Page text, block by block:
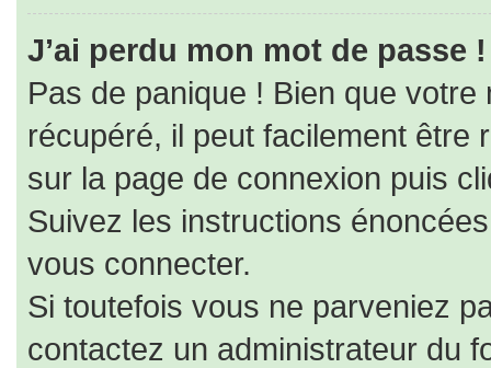
J’ai perdu mon mot de passe !
Pas de panique ! Bien que
récupéré, il peut facilement être
sur la page de connexion puis
Suivez les instructions
vous connecter.
Si toutefois vous ne parveniez
contactez un administrateur du